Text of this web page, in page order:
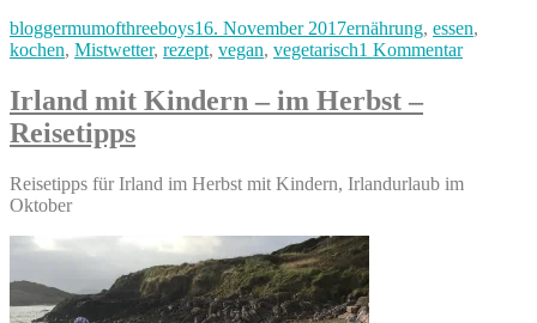
der
Küche
Nudelsalat
Nudeln“
Autor
bloggermumofthreeboysVeröffentlicht
am
16. November 2017Kategorien
ernährung, essen,
kochen, Mistwetter, rezept, vegan, vegetarisch1 Kommentarzu
Irland mit Kindern – im Herbst –
Reisetipps
Reisetipps für Irland im Herbst mit Kindern, Irlandurlaub im
Oktober